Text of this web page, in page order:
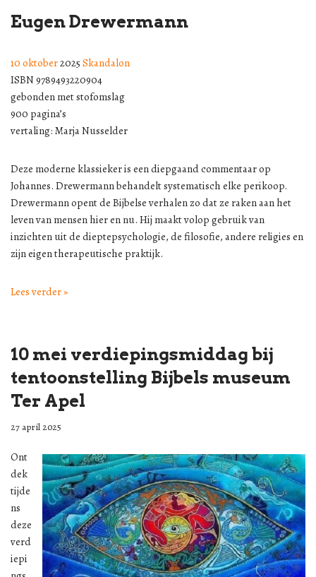
Eugen Drewermann
10 oktober2025 Skandalon
ISBN 9789493220904
gebonden met stofomslag
900 pagina’s
vertaling: Marja Nusselder
Deze moderne klassieker is een diepgaand commentaar op
Johannes. Drewermann behandelt systematisch elke perikoop.
Drewermann opent de Bijbelse verhalen zo dat ze raken aan het
leven van mensen hier en nu. Hij maakt volop gebruik van
inzichten uit de dieptepsychologie, de filosofie, andere religies en
zijn eigen therapeutische praktijk.
Lees verder »
10 mei verdiepingsmiddag bij
tentoonstelling Bijbels museum
Ter Apel
27 april 2025
Ont
dek
tijde
ns
deze
verd
iepi